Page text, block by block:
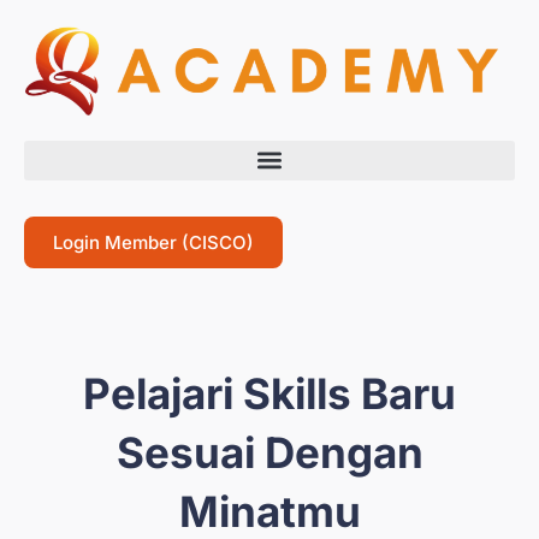
Login Member (CISCO)
Pelajari Skills Baru
Sesuai Dengan
Minatmu